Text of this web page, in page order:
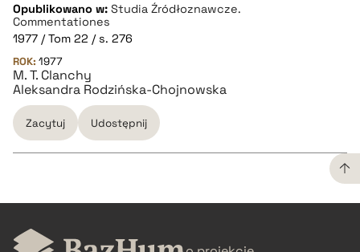
pobierz cytat
BIBTEX
pobierz cytat
Opublikowano w: Studia Źródłoznawcze.
Commentationes
1977 / Tom 22 / s. 276
ROK: 1977
M. T. Clanchy
Aleksandra Rodzińska-Chojnowska
Zacytuj Udostępnij
CZYSTY TEKST